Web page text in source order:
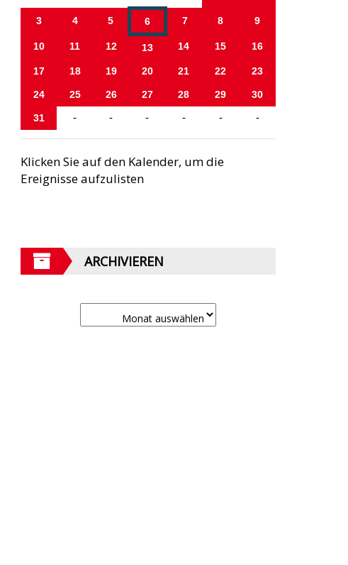
3 4 5 6 7 8 9
10 11 12 13 14 15 16
17 18 19 20 21 22 23
24 25 26 27 28 29 30
31 - - - - - -
Klicken Sie auf den Kalender, um die
Ereignisse aufzulisten
ARCHIVIEREN